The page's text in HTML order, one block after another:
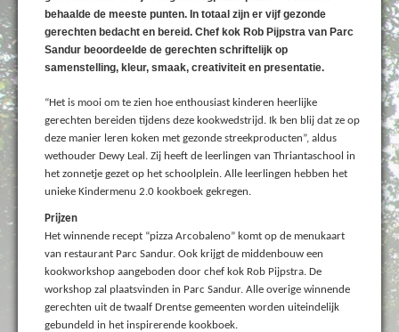
behaalde de meeste punten. In totaal zijn er vijf gezonde
gerechten bedacht en bereid. Chef kok Rob Pijpstra van Parc
Sandur beoordeelde de gerechten schriftelijk op
samenstelling, kleur, smaak, creativiteit en presentatie.
“Het is mooi om te zien hoe enthousiast kinderen heerlijke
gerechten bereiden tijdens deze kookwedstrijd. Ik ben blij dat ze op
deze manier leren koken met gezonde streekproducten”, aldus
wethouder Dewy Leal. Zij heeft de leerlingen van Thriantaschool in
het zonnetje gezet op het schoolplein. Alle leerlingen hebben het
unieke Kindermenu 2.0 kookboek gekregen.
Prijzen
Het winnende recept “pizza Arcobaleno” komt op de menukaart
van restaurant Parc Sandur. Ook krijgt de middenbouw een
kookworkshop aangeboden door chef kok Rob Pijpstra. De
workshop zal plaatsvinden in Parc Sandur. Alle overige winnende
gerechten uit de twaalf Drentse gemeenten worden uiteindelijk
gebundeld in het inspirerende kookboek.